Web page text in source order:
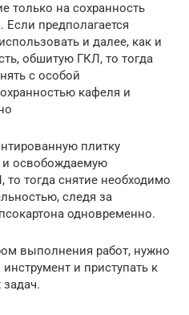
только на сохранность
Если предполагается
и далее, как и
обшитую ГКЛ, то тогда
с особой
кафеля и
плитку
и освобождаемую
тогда снятие необходимо
следя за
одновременно.
выполнения работ, нужно
и приступать к